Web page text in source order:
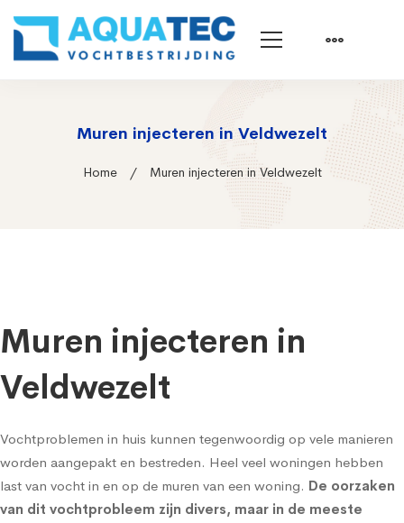
Muren injecteren in Veldwezelt
Home Muren injecteren in Veldwezelt
Muren injecteren in
Veldwezelt
Vochtproblemen in huis kunnen tegenwoordig op vele manieren
worden aangepakt en bestreden. Heel veel woningen hebben
last van vocht in en op de muren van een woning. De oorzaken
van dit vochtprobleem zijn divers, maar in de meeste